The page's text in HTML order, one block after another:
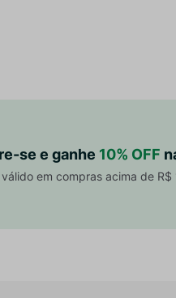
se e ganhe 10% OFF
em compras acima de R$